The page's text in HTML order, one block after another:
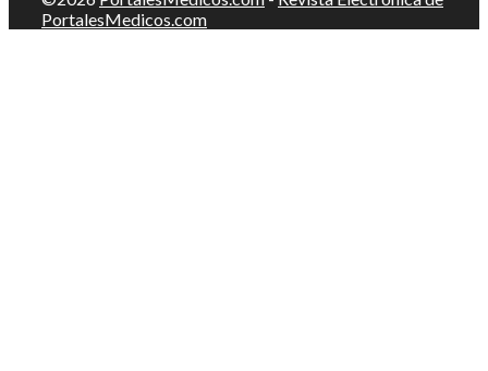
PortalesMedicos.com